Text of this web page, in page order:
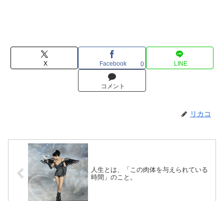
X Facebook 0 LINE
コメント
リカコ
人生とは、「この肉体を与えられている
時間」のこと。